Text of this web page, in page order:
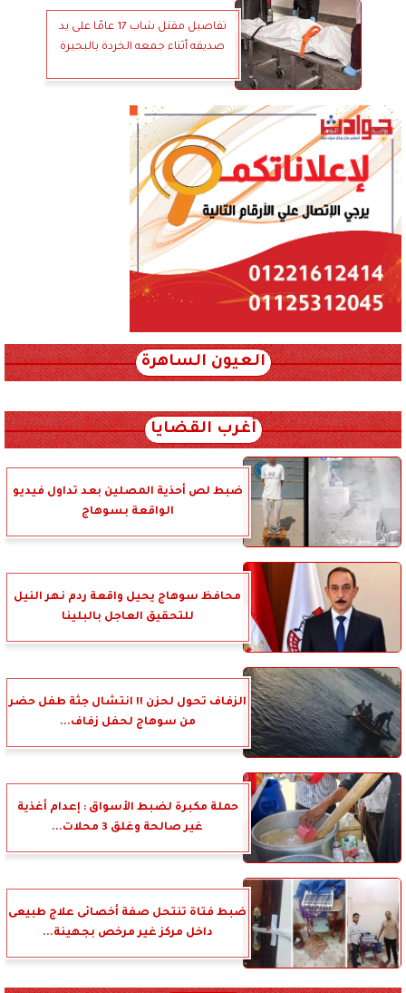
تفاصيل مقتل شاب 17 عامًا على يد
صديقه أثناء جمعه الخردة بالبحيرة
العيون الساهرة
أغرب القضايا
ضبط لص أحذية المصلين بعد تداول فيديو
الواقعة بسوهاج
محافظ سوهاج يحيل واقعة ردم نهر النيل
للتحقيق العاجل بالبلينا
الزفاف تحول لحزن !! انتشال جثة طفل حضر
من سوهاج لحفل زفاف...
حملة مكبرة لضبط الأسواق : إعدام أغذية
غير صالحة وغلق 3 محلات...
ضبط فتاة تنتحل صفة أخصائى علاج طبيعى
داخل مركز غير مرخص بجهينة...